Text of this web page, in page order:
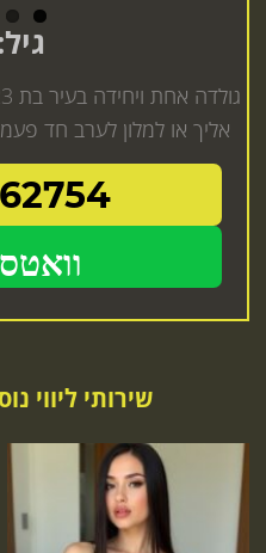
גיל:
אליך או למלון לערב חד
שירותי ליווי